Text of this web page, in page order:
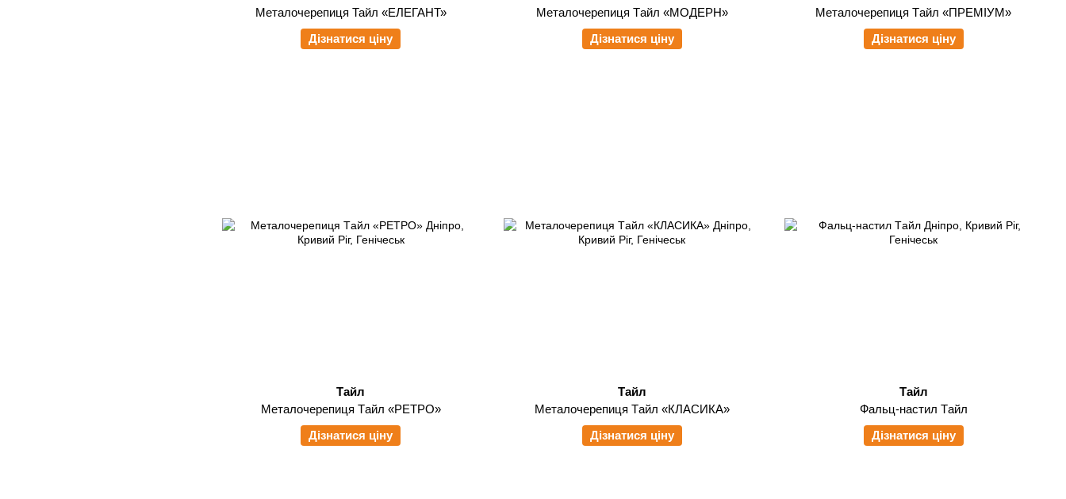
Металочерепиця Тайл «ЕЛЕГАНТ»
Дізнатися ціну
Металочерепиця Tайл «МОДЕРН»
Дізнатися ціну
Металочерепиця Tайл «ПРЕМІУМ»
Дізнатися ціну
Тайл
Металочерепиця Tайл «РЕТРО»
Дізнатися ціну
Тайл
Металочерепиця Tайл «КЛАСИКА»
Дізнатися ціну
Тайл
Фальц-настил Tайл
Дізнатися ціну